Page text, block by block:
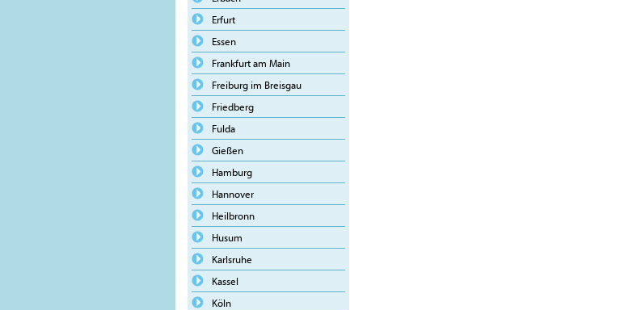
Erfurt
Essen
Frankfurt am Main
Freiburg im Breisgau
Friedberg
Fulda
Gießen
Hamburg
Hannover
Heilbronn
Husum
Karlsruhe
Kassel
Köln